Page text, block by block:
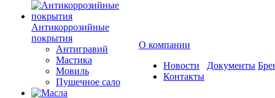
Антикоррозийные
покрытия
Антигравий
Мастика
Мовиль
Пушечное сало
О компании
Новости
Контакты
Документы